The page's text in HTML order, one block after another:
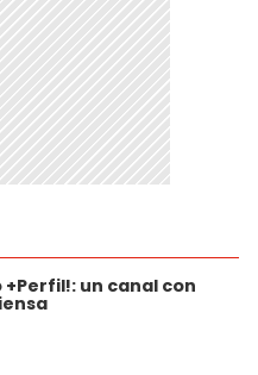
+Perfil!: un canal con